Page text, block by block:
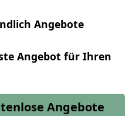
Angebote
Angebot für Ihren
Angebote